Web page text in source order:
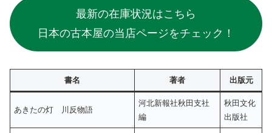
最新の在庫状況はこちら
日本の古本屋の当店ページをチェック！
書名 著者 出版元
あきたの灯 川反物語
河北新報社秋田支社
編
秋田文化
出版社